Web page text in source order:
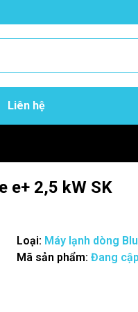
Liên hệ
e+ 2,5 kW SK
Loại: Máy lạnh dòng
Mã sản phẩm: Đang